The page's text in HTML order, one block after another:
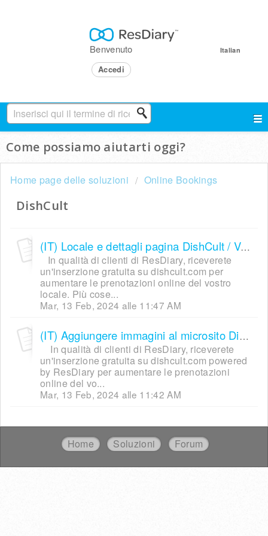
Italian
Benvenuto
Accedi
Come possiamo aiutarti oggi?
Home page delle soluzioni Online Bookings
DishCult
(IT) Locale e dettagli pagina DishCult / Venue and Dish Cult listing details
In qualità di clienti di ResDiary, riceverete
un'inserzione gratuita su dishcult.com per
aumentare le prenotazioni online del vostro
locale. Più cose...
Mar, 13 Feb, 2024 alle 11:47 AM
(IT) Aggiungere immagini al microsito DishCult / Adding images to your Dish Cult listing
In qualità di clienti di ResDiary, riceverete
un'inserzione gratuita su dishcult.com powered
by ResDiary per aumentare le prenotazioni
online del vo...
Mar, 13 Feb, 2024 alle 11:42 AM
Home Soluzioni Forum